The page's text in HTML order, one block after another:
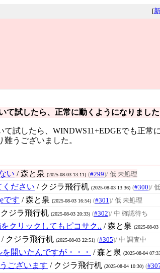
[
て試したら、正常に動くようになりました
て試したら、WINDWS11+EDGEでも正常
難うございました。
い / 森と泉 (2025-08-03 13:11) (#299)/ 低 未処理
ください / クジラ飛行机 (2025-08-03 13:36) (#300)/
です / 森と泉 (2025-08-03 16:54) (#301)/ 低 未処理
ジラ飛行机 (2025-08-03 20:33) (#302)/ 中 確認待ち
クリックしてもピコサク.. / 森と泉 (2025-08-03
/ クジラ飛行机 (2025-08-03 22:51) (#305)/ 中 調査中
開いたんですが・・・ / 森と泉 (2025-08-04
ございます / クジラ飛行机 (2025-08-04 10:30) (